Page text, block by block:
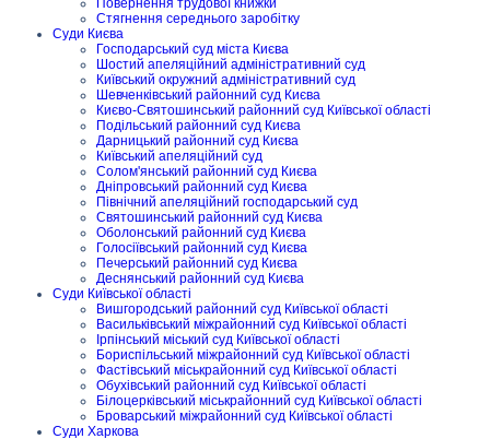
Повернення трудової книжки
Стягнення середнього заробітку
Суди Києва
Господарський суд міста Києва
Шостий апеляційний адміністративний суд
Київський окружний адміністративний суд
Шевченківський районний суд Києва
Києво-Святошинський районний суд Київської області
Подільський районний суд Києва
Дарницький районний суд Києва
Київський апеляційний суд
Солом'янський районний суд Києва
Дніпровський районний суд Києва
Північний апеляційний господарський суд
Святошинський районний суд Києва
Оболонський районний суд Києва
Голосіївський районний суд Києва
Печерський районний суд Києва
Деснянський районний суд Києва
Суди Київської області
Вишгородський районний суд Київської області
Васильківський міжрайонний суд Київської області
Ірпінський міський суд Київської області
Бориспільський міжрайонний суд Київської області
Фастівський міськрайонний суд Київської області
Обухівський районний суд Київської області
Білоцерківський міськрайонний суд Київської області
Броварський міжрайонний суд Київської області
Суди Харкова